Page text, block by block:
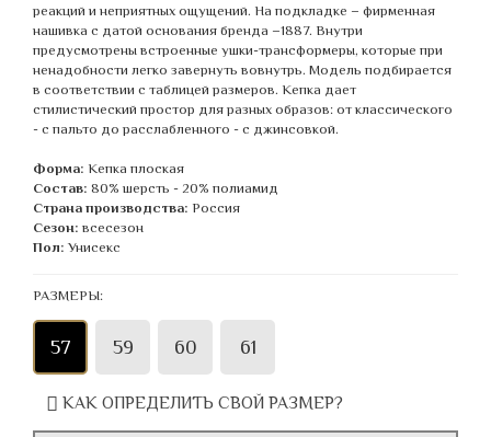
реакций и неприятных ощущений. На подкладке – фирменная
нашивка с датой основания бренда –1887. Внутри
предусмотрены встроенные ушки-трансформеры, которые при
ненадобности легко завернуть вовнутрь. Модель подбирается
в соответствии с таблицей размеров. Кепка дает
стилистический простор для разных образов: от классического
- с пальто до расслабленного - с джинсовкой.
Форма: Кепка плоская
Состав: 80% шерсть - 20% полиамид
Страна производства: Россия
Сезон: всесезон
Пол: Унисекс
РАЗМЕРЫ:
57 59 60 61
КАК ОПРЕДЕЛИТЬ СВОЙ РАЗМЕР?